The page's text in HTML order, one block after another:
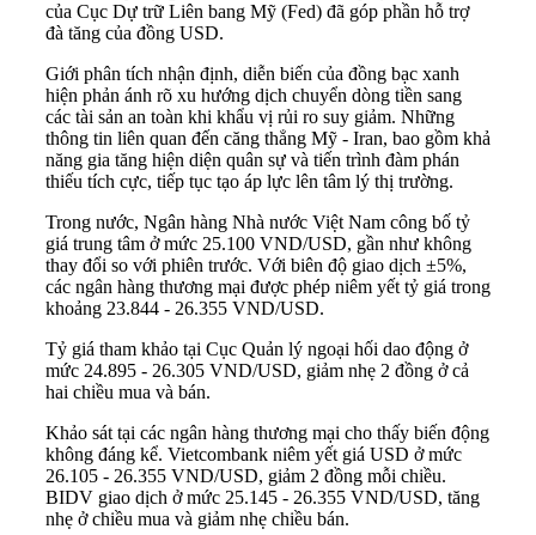
của Cục Dự trữ Liên bang Mỹ (Fed) đã góp phần hỗ trợ
đà tăng của đồng USD.
Giới phân tích nhận định, diễn biến của đồng bạc xanh
hiện phản ánh rõ xu hướng dịch chuyển dòng tiền sang
các tài sản an toàn khi khẩu vị rủi ro suy giảm. Những
thông tin liên quan đến căng thẳng Mỹ - Iran, bao gồm khả
năng gia tăng hiện diện quân sự và tiến trình đàm phán
thiếu tích cực, tiếp tục tạo áp lực lên tâm lý thị trường.
Trong nước, Ngân hàng Nhà nước Việt Nam công bố tỷ
giá trung tâm ở mức 25.100 VND/USD, gần như không
thay đổi so với phiên trước. Với biên độ giao dịch ±5%,
các ngân hàng thương mại được phép niêm yết tỷ giá trong
khoảng 23.844 - 26.355 VND/USD.
Tỷ giá tham khảo tại Cục Quản lý ngoại hối dao động ở
mức 24.895 - 26.305 VND/USD, giảm nhẹ 2 đồng ở cả
hai chiều mua và bán.
Khảo sát tại các ngân hàng thương mại cho thấy biến động
không đáng kể. Vietcombank niêm yết giá USD ở mức
26.105 - 26.355 VND/USD, giảm 2 đồng mỗi chiều.
BIDV giao dịch ở mức 25.145 - 26.355 VND/USD, tăng
nhẹ ở chiều mua và giảm nhẹ chiều bán.